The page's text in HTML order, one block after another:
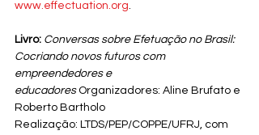
www.effectuation.org.
Livro: Conversas sobre Efetuação no Brasil:
Cocriando novos futuros com
empreendedores e
educadores Organizadores: Aline Brufato e
Roberto Bartholo
Realização: LTDS/PEP/COPPE/UFRJ, com